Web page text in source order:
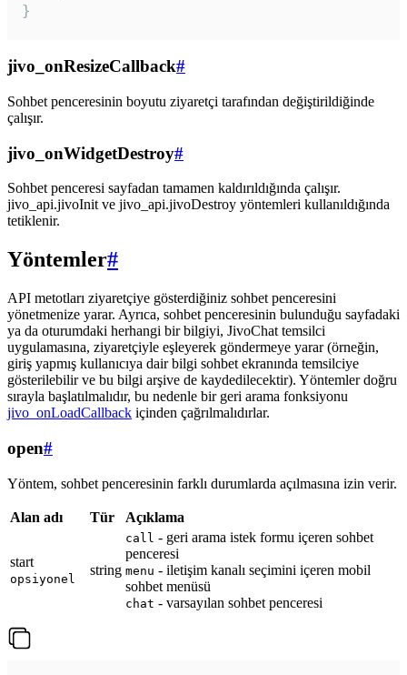
}
jivo_onResizeCallback#
Sohbet penceresinin boyutu ziyaretçi tarafından değiştirildiğinde
çalışır.
jivo_onWidgetDestroy#
Sohbet penceresi sayfadan tamamen kaldırıldığında çalışır.
jivo_api.jivoInit ve jivo_api.jivoDestroy yöntemleri kullanıldığında
tetiklenir.
Yöntemler#
API metotları ziyaretçiye gösterdiğiniz sohbet penceresini
yönetmenize yarar. Ayrıca, sohbet penceresinin bulunduğu sayfadaki
ya da oturumdaki herhangi bir bilgiyi, JivoChat temsilci
uygulamasına, ziyaretçiyle eşleyerek göndermeye yarar (örneğin,
giriş yapmış kullanıcıya dair bilgi sohbet ekranında temsilciye
gösterilebilir ve bu bilgi arşive de kaydedilecektir). Yöntemler doğru
sırayla başlatılmalıdır, bu nedenle bir geri arama fonksiyonu
jivo_onLoadCallback içinden çağrılmalıdırlar.
open#
Yöntem, sohbet penceresinin farklı durumlarda açılmasına izin verir.
Alan adı Tür Açıklama
start
opsiyonel
string
call - geri arama istek formu içeren sohbet
penceresi
menu - iletişim kanalı seçimini içeren mobil
sohbet menüsü
chat - varsayılan sohbet penceresi